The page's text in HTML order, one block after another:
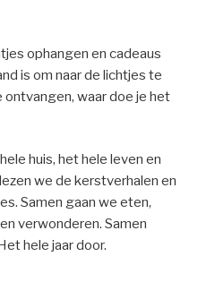
ophangen en cadeaus
is om naar de lichtjes te
waar doe je het
huis, het hele leven en
we de kerstverhalen en
Samen gaan we eten,
verwonderen. Samen
hele jaar door.